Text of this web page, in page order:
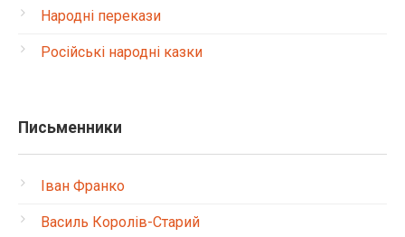
Народні перекази
Російські народні казки
Письменники
Іван Франко
Василь Королів-Старий